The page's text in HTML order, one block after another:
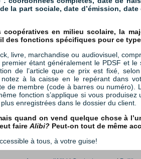
la part sociale, date d’émission,
coopératives en milieu scolaire, la
des fonctions spécifiques pour ce
livre, marchandise ou audiovisuel,
étant généralement le PDSF et le
de l’article que ce prix est fixé,
notez à la caisse en le repérant dans
de membre (code à barres ou numéro).
fonction s’applique si vous
enregistrées dans le dossier du client.
quand on vend quelque chose à
faire Alibi? Peut-on tout de même
à tous, à votre guise!